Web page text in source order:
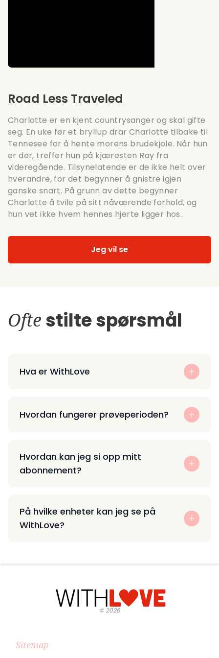
Road Less Traveled
Charlotte er en kjent countrysanger og skal gifte
seg. En uke før et bryllup drar Charlotte tilbake til
Tennesee for å hente morens brudekjole. Når hun
er der, treffer hun på kjæresten Ray fra
videregående. Tilsynelatende er de ikke helt over
hverandre, for det begynner å gnistre igjen
ganske snart. På grunn av dette begynner
Charlotte å tvile på sitt nåværende forhold, og
hun vet ikke hvem hennes hjerte ligger hos.
Jeg vil se
Ofte stilte spørsmål
Hva er WithLove
Hvordan fungerer prøveperioden?
Hvordan kan jeg si opp mitt
abonnement?
På hvilke enheter kan jeg se på
WithLove?
©2026
Sitemap